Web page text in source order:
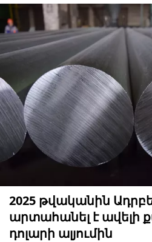
2025 թվականին
արտահանել է ավելի
դոլարի ալյումին